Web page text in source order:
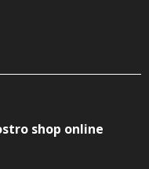
shop online